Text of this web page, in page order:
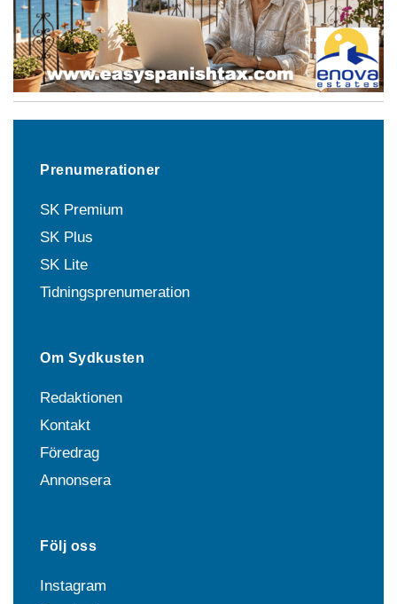
Prenumerationer
SK Premium
SK Plus
SK Lite
Tidningsprenumeration
Om Sydkusten
Redaktionen
Kontakt
Föredrag
Annonsera
Följ oss
Instagram